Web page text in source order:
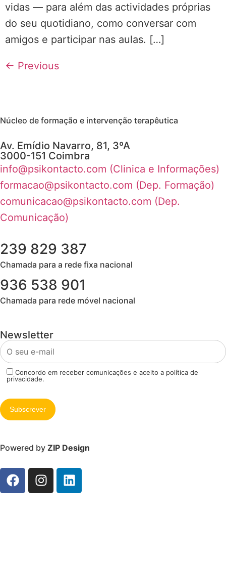
vidas — para além das actividades próprias
do seu quotidiano, como conversar com
amigos e participar nas aulas. […]
← Previous
Núcleo de formação e intervenção terapêutica
Av. Emídio Navarro, 81, 3ºA
3000-151 Coimbra
info@psikontacto.com (Clinica e Informações)
formacao@psikontacto.com (Dep. Formação)
comunicacao@psikontacto.com (Dep.
Comunicação)
239 829 387
Chamada para a rede fixa nacional​
936 538 901
Chamada para rede móvel nacional
Newsletter
Concordo em receber comunicações e aceito a política de
privacidade.
Powered by ZIP Design